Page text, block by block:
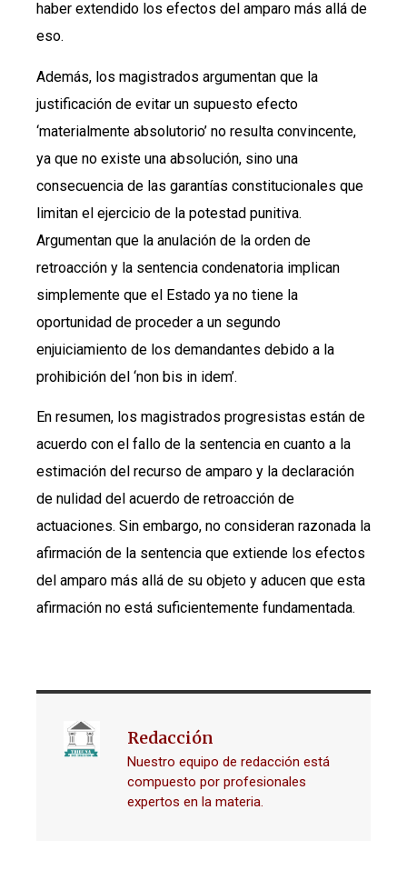
haber extendido los efectos del amparo más allá de
eso.
Además, los magistrados argumentan que la
justificación de evitar un supuesto efecto
‘materialmente absolutorio’ no resulta convincente,
ya que no existe una absolución, sino una
consecuencia de las garantías constitucionales que
limitan el ejercicio de la potestad punitiva.
Argumentan que la anulación de la orden de
retroacción y la sentencia condenatoria implican
simplemente que el Estado ya no tiene la
oportunidad de proceder a un segundo
enjuiciamiento de los demandantes debido a la
prohibición del ‘non bis in idem’.
En resumen, los magistrados progresistas están de
acuerdo con el fallo de la sentencia en cuanto a la
estimación del recurso de amparo y la declaración
de nulidad del acuerdo de retroacción de
actuaciones. Sin embargo, no consideran razonada la
afirmación de la sentencia que extiende los efectos
del amparo más allá de su objeto y aducen que esta
afirmación no está suficientemente fundamentada.
Redacción
Nuestro equipo de redacción está
compuesto por profesionales
expertos en la materia.